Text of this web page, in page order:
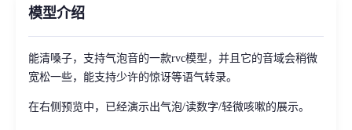
模型介绍
能清嗓子，支持气泡音的一款rvc模型，并且它的音域会稍微
宽松一些，能支持少许的惊讶等语气转录。
在右侧预览中，已经演示出气泡/读数字/轻微咳嗽的展示。